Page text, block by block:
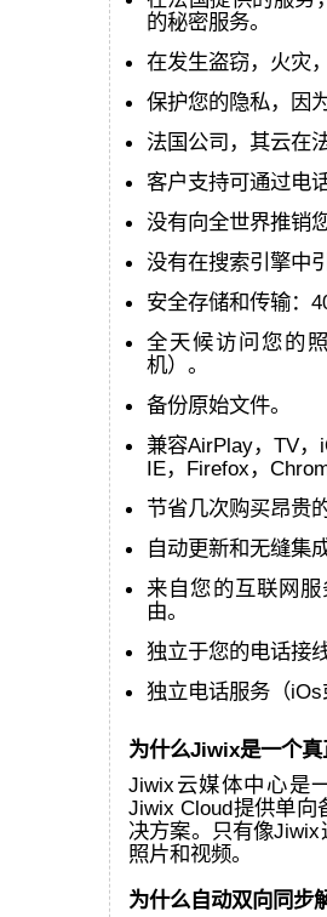
的秘密服务。
在发生盗窃，火灾
保护您的隐私，因
法国公司，其云在
客户支持可通过电
没有向全世界推销
没有在搜索引擎中
安全存储和传输：
全天候访问您的
机）。
备份原始文件。
兼容AirPlay，TV
IE，Firefox，
节省几次购买昂贵
自动更新和无缝集
来自您的互联网
由。
独立于您的电话接
独立电话服务（
为什么Jiwix是一个真
Jiwix云媒体中心是
Jiwix Cloud提供单向
决方案。只有像
照片和视频。
为什么自动双向同步